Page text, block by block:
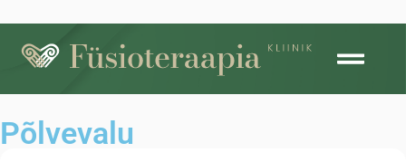
Põlvevalu